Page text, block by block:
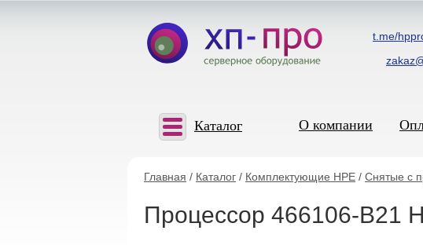
t.me/
Каталог О компании
Главная / Каталог / Комплектующие HPE / Снятые с
Процессор 466106-B21